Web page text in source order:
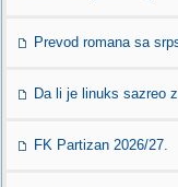
Prevod romana sa
Da li je linuks sazreo
FK Partizan 2026/27.